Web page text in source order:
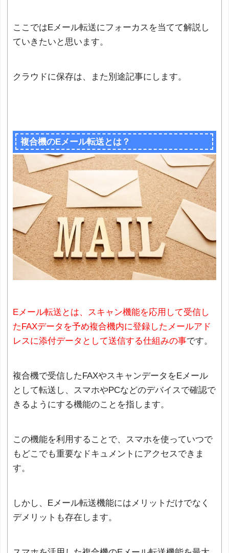
ここではEメール転送にフォーカスを当てて解説し
ていきたいと思います。
クラウドに保存は、また別途記事にします。
複合機のEメール転送とは？
Eメール転送とは、スキャン機能を応用して受信し
たFAXデータを予め複合機内に登録したメールアド
レスに添付データとして送信する仕組みの事です。
複合機で受信したFAXやスキャンデータをEメール
として転送し、スマホやPCなどのデバイスで確認で
きるようにする機能のことを指します。
この機能を利用することで、スマホを使っていつで
もどこでも重要なドキュメントにアクセスできま
す。
しかし、Eメール転送機能にはメリットだけでなく
デメリットも存在します。